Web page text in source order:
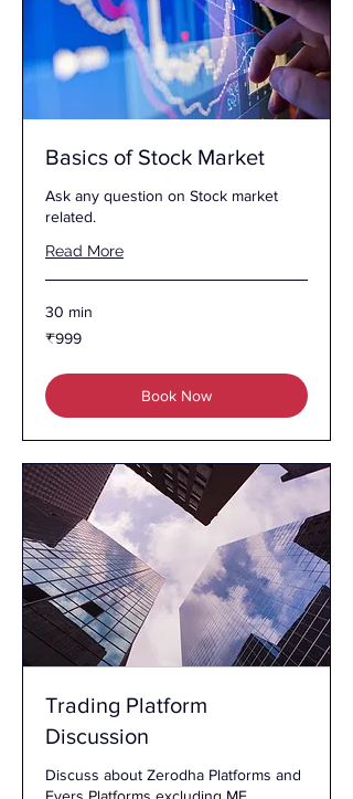
Basics of Stock Market
Ask any question on Stock market
related.
Read More
30 min
999
இந்திய
₹999
Book Now
Trading Platform
Discussion
Discuss about Zerodha Platforms and